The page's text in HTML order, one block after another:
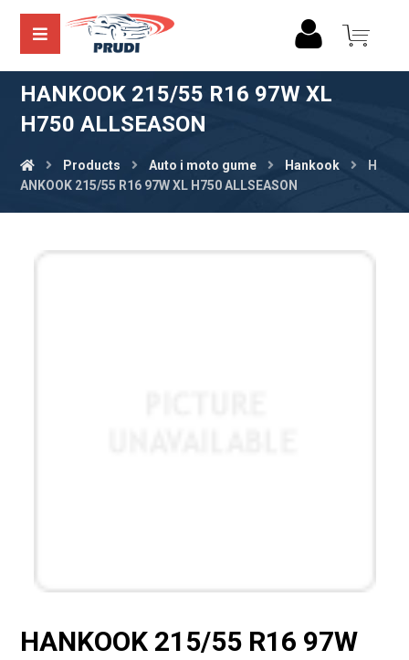
HANKOOK 215/55 R16 97W XL
H750 ALLSEASON
Products Auto i moto gume Hankook
H
ANKOOK 215/55 R16 97W XL H750 ALLSEASON
HANKOOK 215/55 R16 97W